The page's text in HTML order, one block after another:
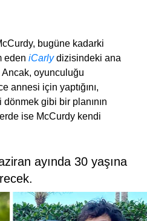
bugüne kadarki
eden iCarlydizisindeki ana
Ancak, oyunculuğu
annesi için yaptığını,
gibi bir planının
ise McCurdy kendi
ayında 30 yaşına